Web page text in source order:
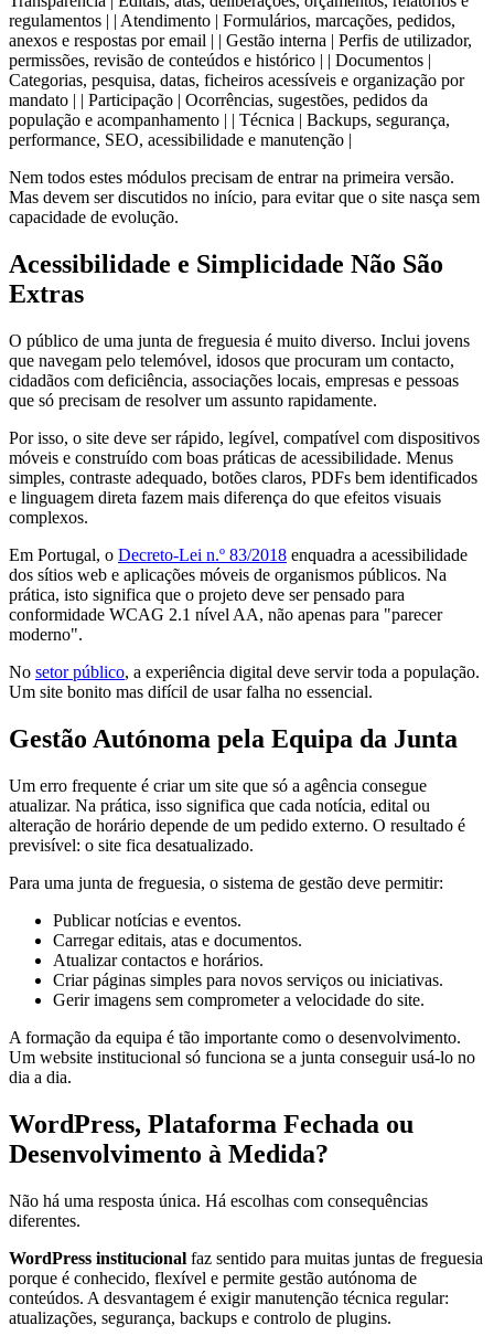
regulamentos | | Atendimento | Formulários, marcações, pedidos,
anexos e respostas por email | | Gestão interna | Perfis de utilizador,
permissões, revisão de conteúdos e histórico | | Documentos |
Categorias, pesquisa, datas, ficheiros acessíveis e organização por
mandato | | Participação | Ocorrências, sugestões, pedidos da
população e acompanhamento | | Técnica | Backups, segurança,
performance, SEO, acessibilidade e manutenção |
Nem todos estes módulos precisam de entrar na primeira versão.
Mas devem ser discutidos no início, para evitar que o site nasça sem
capacidade de evolução.
Acessibilidade e Simplicidade Não São
Extras
O público de uma junta de freguesia é muito diverso. Inclui jovens
que navegam pelo telemóvel, idosos que procuram um contacto,
cidadãos com deficiência, associações locais, empresas e pessoas
que só precisam de resolver um assunto rapidamente.
Por isso, o site deve ser rápido, legível, compatível com dispositivos
móveis e construído com boas práticas de acessibilidade. Menus
simples, contraste adequado, botões claros, PDFs bem identificados
e linguagem direta fazem mais diferença do que efeitos visuais
complexos.
Em Portugal, o Decreto-Lei n.º 83/2018 enquadra a acessibilidade
dos sítios web e aplicações móveis de organismos públicos. Na
prática, isto significa que o projeto deve ser pensado para
conformidade WCAG 2.1 nível AA, não apenas para "parecer
moderno".
No setor público, a experiência digital deve servir toda a população.
Um site bonito mas difícil de usar falha no essencial.
Gestão Autónoma pela Equipa da Junta
Um erro frequente é criar um site que só a agência consegue
atualizar. Na prática, isso significa que cada notícia, edital ou
alteração de horário depende de um pedido externo. O resultado é
previsível: o site fica desatualizado.
Para uma junta de freguesia, o sistema de gestão deve permitir:
Publicar notícias e eventos.
Carregar editais, atas e documentos.
Atualizar contactos e horários.
Criar páginas simples para novos serviços ou iniciativas.
Gerir imagens sem comprometer a velocidade do site.
A formação da equipa é tão importante como o desenvolvimento.
Um website institucional só funciona se a junta conseguir usá-lo no
dia a dia.
WordPress, Plataforma Fechada ou
Desenvolvimento à Medida?
Não há uma resposta única. Há escolhas com consequências
diferentes.
WordPress institucional faz sentido para muitas juntas de freguesia
porque é conhecido, flexível e permite gestão autónoma de
conteúdos. A desvantagem é exigir manutenção técnica regular:
atualizações, segurança, backups e controlo de plugins.